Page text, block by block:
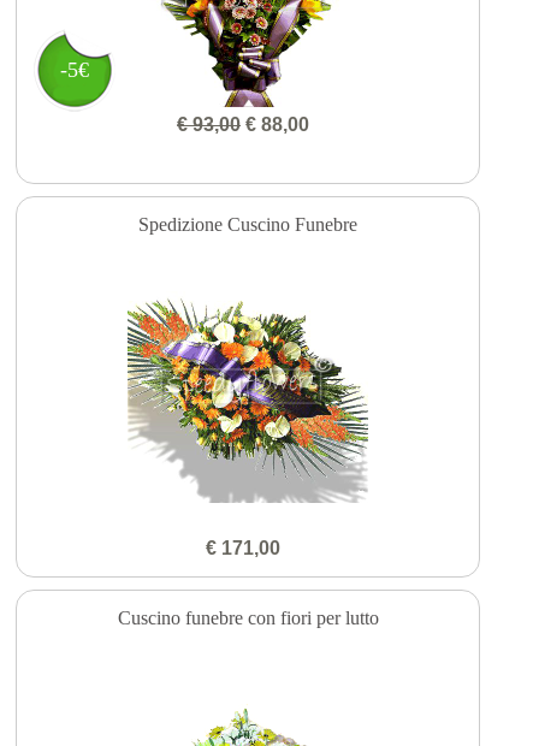
-5€
€ 93,00 € 88,00
Spedizione Cuscino Funebre
€ 171,00
Cuscino funebre con fiori per lutto